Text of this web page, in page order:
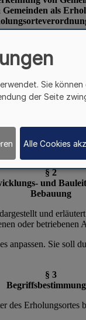
Sie
der Seite
Alle Cookies